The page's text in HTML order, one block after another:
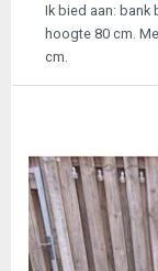
Ik bied aan: bank
hoogte 80 cm.
cm.